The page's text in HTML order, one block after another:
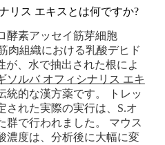
リス エキスとは何ですか?
酵素アッセイ筋芽細胞
肉組織における乳酸デヒド
が、水で抽出された根によ
ソルバ オフィシナリス エキ
統的な漢方薬です。 トレッ
された実際の実行は、S.オ
群で行われました。 マウス
濃度は、分析後に大幅に変